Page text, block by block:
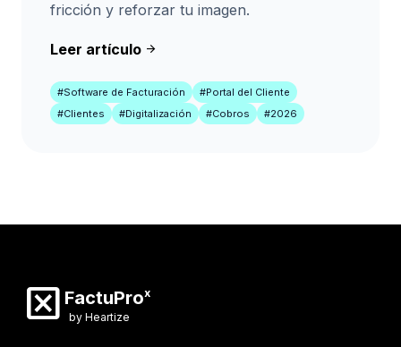
fricción y reforzar tu imagen.
Leer artículo arrow_forward
#Software de Facturación
#Portal del Cliente
#Clientes
#Digitalización #Cobros #2026
disabled_by_default FactuProx
by Heartize